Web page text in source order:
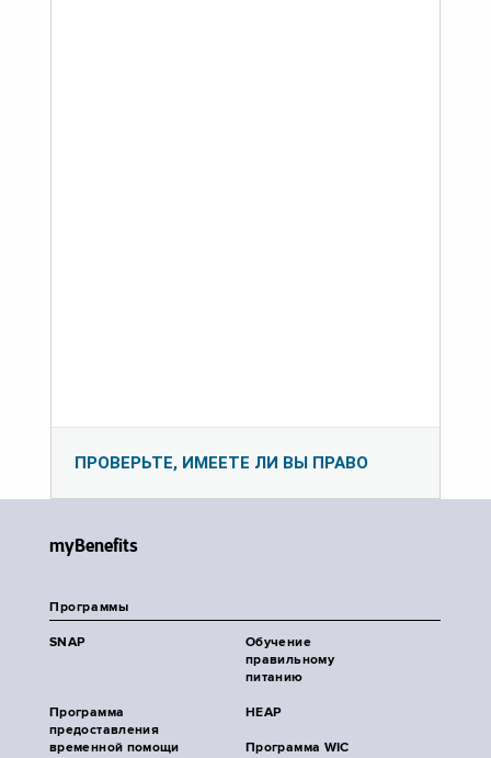
ПРОВЕРЬТЕ, ИМЕЕТЕ ЛИ ВЫ ПРАВО
myBenefits
Программы
SNAP
Обучение
правильному
питанию
Программа
предоставления
временной помощи
HEAP
Программа WIC